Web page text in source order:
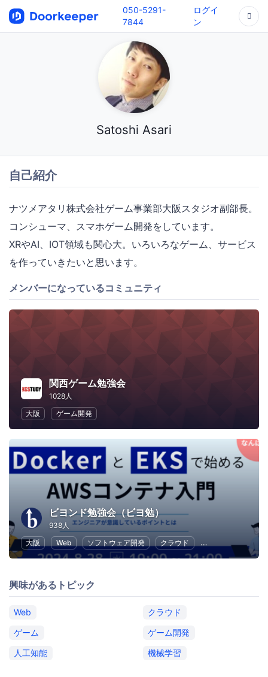
050-5291-
7844
ログイ
ン
Satoshi Asari
自己紹介
ナツメアタリ株式会社ゲーム事業部大阪スタジオ副部長。
コンシューマ、スマホゲーム開発をしています。
XRやAI、IOT領域も関心大。いろいろなゲーム、サービス
を作っていきたいと思います。
メンバーになっているコミュニティ
関西ゲーム勉強会
1028人
大阪
ゲーム開発
ビヨンド勉強会（ビヨ勉）
938人
大阪
Web ソフトウェア開発 クラウド アプリ開発
興味があるトピック
Web
クラウド
ゲーム
ゲーム開発
人工知能
機械学習